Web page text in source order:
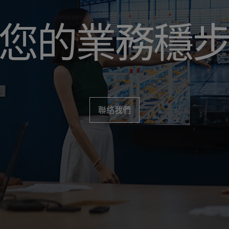
的業務穩
聯絡我們